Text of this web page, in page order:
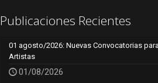
Publicaciones Recientes
01 agosto/2026: Nuevas Convocatorias para
Artistas
01/08/2026